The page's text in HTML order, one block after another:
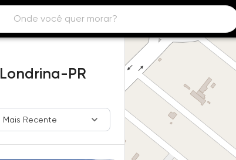
Londrina-PR
Mais Recente